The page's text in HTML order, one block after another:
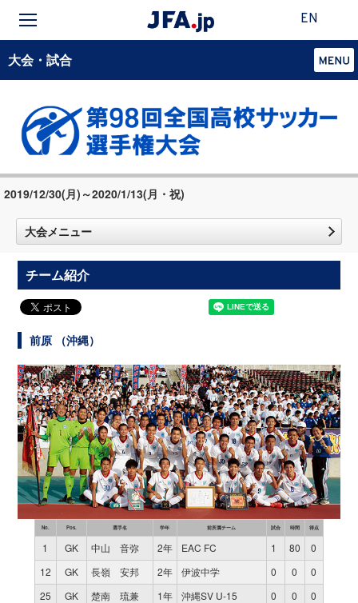
EN
大会・試合
2019/12/30(月)～2020/1/13(月・祝)
大会メニュー
チーム紹介
前原 （沖縄）
No. Pos. 選手名 学年 前所属チーム 試合 時間 得点
1 GK 中山 音弥 2年 EAC FC 1 80
0
12
GK 長嶺 安邦 2年 伊波中学 0 0
0
25
GK 楚南 琉兼 1年 沖縄SV U-15 0 0
0